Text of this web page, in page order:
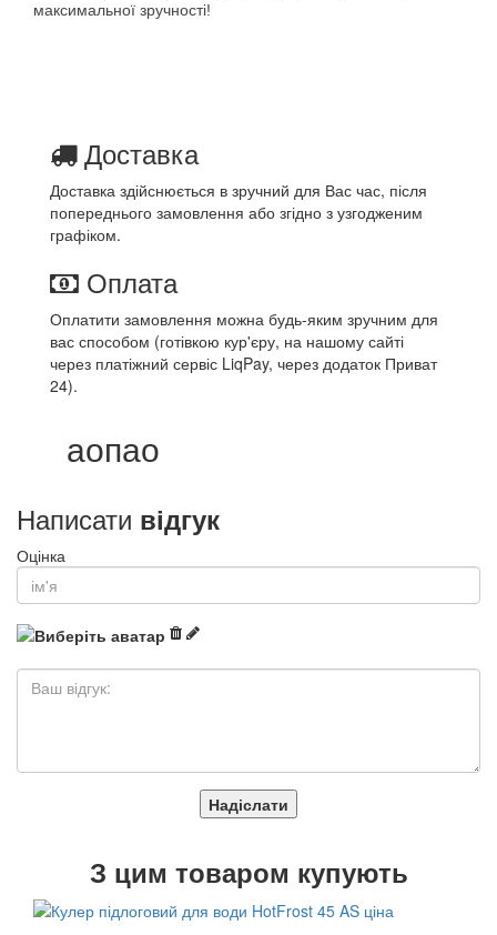
максимальної зручності!
Доставка
Доставка здійснюється в зручний для Вас час, після
попереднього замовлення або згідно з узгодженим
графіком.
Оплата
Оплатити замовлення можна будь-яким зручним для
вас способом (готівкою кур'єру, на нашому сайті
через платіжний сервіс LiqPay, через додаток Приват
24).
аопао
Написати відгук
Оцінка
Надіслати
З цим товаром купують